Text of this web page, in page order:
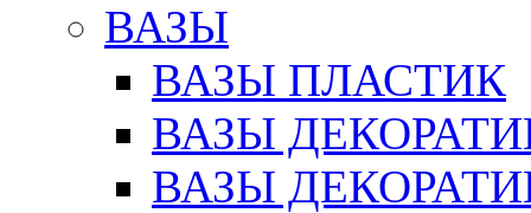
ВАЗЫ
ВАЗЫ ПЛАСТИК
ВАЗЫ
ВАЗЫ